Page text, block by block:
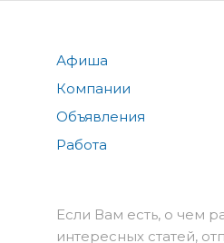
Афиша
Компании
Объявления
Работа
Если Вам есть, о чем
интересных статей,